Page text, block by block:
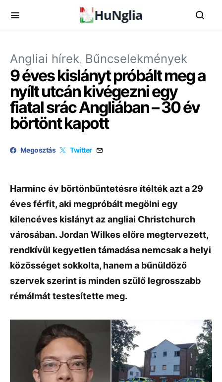
Angliai hírek Bűncselekmények
9 éves kislányt próbált meg a
nyílt utcán kivégezni egy
fiatal srác Angliában – 30 év
börtönt kapott
Megosztás Twitter
Harminc év börtönbüntetésre ítélték azt a 29
éves férfit, aki megpróbált megölni egy
kilencéves kislányt az angliai Christchurch
városában. Jordan Wilkes előre megtervezett,
rendkívül kegyetlen támadása nemcsak a helyi
közösséget sokkolta, hanem a bűnüldöző
szervek szerint is minden szülő legrosszabb
rémálmát testesítette meg.